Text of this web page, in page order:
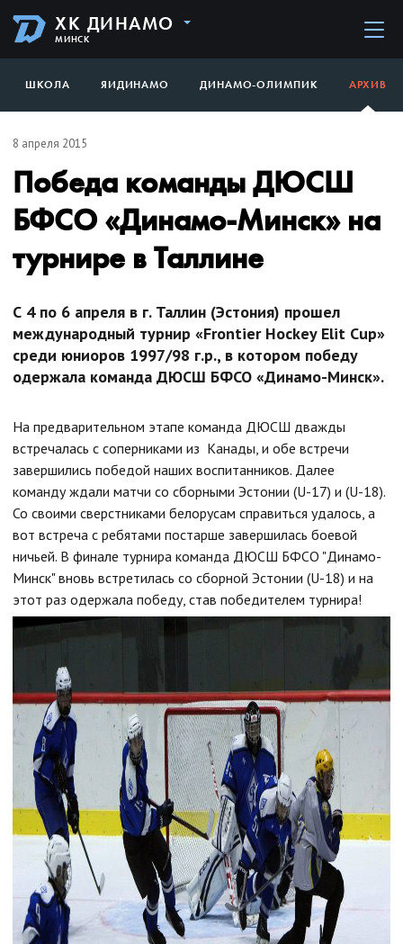
ХК ДИНАМО
МИНСК
ШКОЛА ЯИДИНАМО ДИНАМО-ОЛИМПИК АРХИВ
8 апреля 2015
Победа команды ДЮСШ
БФСО «Динамо-Минск» на
турнире в Таллине
С 4 по 6 апреля в г. Таллин (Эстония) прошел
международный турнир «Frontier Hockey Elit Cup»
среди юниоров 1997/98 г.р., в котором победу
одержала команда ДЮСШ БФСО «Динамо-Минск».
На предварительном этапе команда ДЮСШ дважды
встречалась с соперниками из Канады, и обе встречи
завершились победой наших воспитанников. Далее
команду ждали матчи со сборными Эстонии (U-17) и (U-18).
Со своими сверстниками белорусам справиться удалось, а
вот встреча с ребятами постарше завершилась боевой
ничьей. В финале турнира команда ДЮСШ БФСО "Динамо-
Минск" вновь встретилась со сборной Эстонии (U-18) и на
этот раз одержала победу, став победителем турнира!